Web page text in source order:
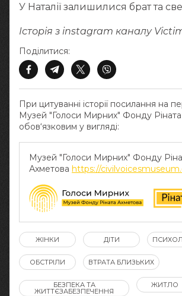
У Наталії залишилися брат та
Історія з instagram каналу
При цитуванні історії посилання на
Музей "Голоси Мирних" Фонду
обов‘язковим у вигляді:
Музей "Голоси Мирних" Фонду
Ахметова https://
Поділитися:
ЖІНКИ ДІТИ
ОБСТРІЛИ ВТРАТА БЛИЗЬКИХ
БЕЗПЕКА ТА
ЖИТТЄЗАБЕЗПЕЧЕННЯ
ЖИТЛО